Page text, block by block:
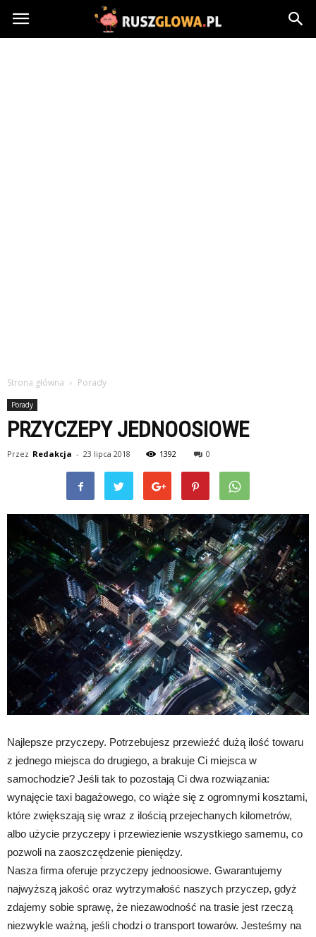
Ruszglowa.pl
Strona główna Porady
Porady
PRZYCZEPY JEDNOOSIOWE
Przez Redakcja - 23 lipca 2018 1392 0
Najlepsze przyczepy. Potrzebujesz przewieźć dużą ilość towaru
z jednego miejsca do drugiego, a brakuje Ci miejsca w
samochodzie? Jeśli tak to pozostają Ci dwa rozwiązania:
wynajęcie taxi bagażowego, co wiąże się z ogromnymi kosztami,
które zwiększają się wraz z ilością przejechanych kilometrów,
albo użycie przyczepy i przewiezienie wszystkiego samemu, co
pozwoli na zaoszczędzenie pieniędzy.
Nasza firma oferuje przyczepy jednoosiowe. Gwarantujemy
najwyższą jakość oraz wytrzymałość naszych przyczep, gdyż
zdajemy sobie sprawę, że niezawodność na trasie jest rzeczą
niezwykle ważną, jeśli chodzi o transport towarów. Jesteśmy na